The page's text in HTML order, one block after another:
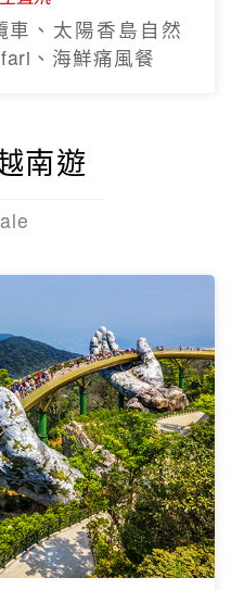
車、太陽香島自然
、海鮮痛風餐
南遊